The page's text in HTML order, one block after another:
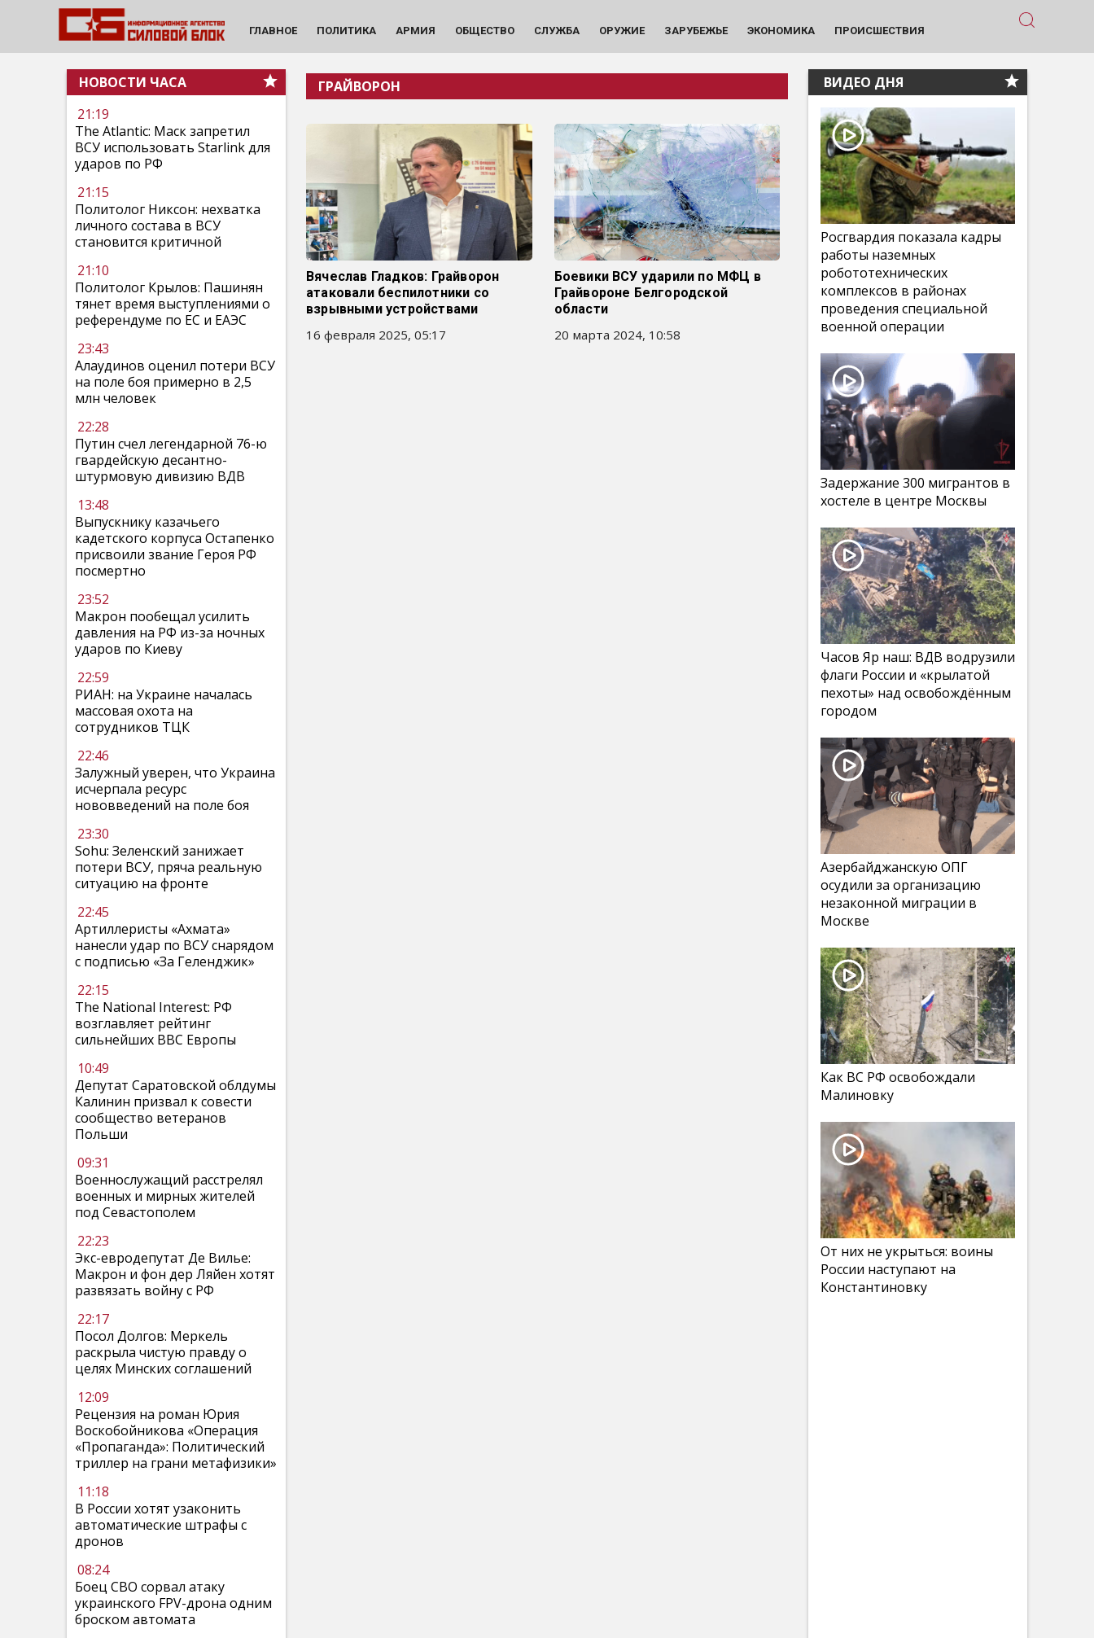
ГЛАВНОЕ ПОЛИТИКА АРМИЯ ОБЩЕСТВО СЛУЖБА ОРУЖИЕ ЗАРУБЕЖЬЕ ЭКОНОМИКА ПРОИСШЕСТВИЯ
НОВОСТИ ЧАСА
21:19
The Atlantic: Маск запретил
ВСУ использовать Starlink для
ударов по РФ
21:15
Политолог Никсон: нехватка
личного состава в ВСУ
становится критичной
21:10
Политолог Крылов: Пашинян
тянет время выступлениями о
референдуме по ЕС и ЕАЭС
23:43
Алаудинов оценил потери ВСУ
на поле боя примерно в 2,5
млн человек
22:28
Путин счел легендарной 76-ю
гвардейскую десантно-
штурмовую дивизию ВДВ
13:48
Выпускнику казачьего
кадетского корпуса Остапенко
присвоили звание Героя РФ
посмертно
23:52
Макрон пообещал усилить
давления на РФ из-за ночных
ударов по Киеву
22:59
РИАН: на Украине началась
массовая охота на
сотрудников ТЦК
22:46
Залужный уверен, что Украина
исчерпала ресурс
нововведений на поле боя
23:30
Sohu: Зеленский занижает
потери ВСУ, пряча реальную
ситуацию на фронте
22:45
Артиллеристы «Ахмата»
нанесли удар по ВСУ снарядом
с подписью «За Геленджик»
22:15
The National Interest: РФ
возглавляет рейтинг
сильнейших ВВС Европы
10:49
Депутат Саратовской облдумы
Калинин призвал к совести
сообщество ветеранов
Польши
09:31
Военнослужащий расстрелял
военных и мирных жителей
под Севастополем
22:23
Экс-евродепутат Де Вилье:
Макрон и фон дер Ляйен хотят
развязать войну с РФ
22:17
Посол Долгов: Меркель
раскрыла чистую правду о
целях Минских соглашений
12:09
Рецензия на роман Юрия
Воскобойникова «Операция
«Пропаганда»: Политический
триллер на грани метафизики»
11:18
В России хотят узаконить
автоматические штрафы с
дронов
08:24
Боец СВО сорвал атаку
украинского FPV-дрона одним
броском автомата
ГРАЙВОРОН
Вячеслав Гладков: Грайворон
атаковали беспилотники со
взрывными устройствами
16 февраля 2025, 05:17
Боевики ВСУ ударили по МФЦ в
Грайвороне Белгородской
области
20 марта 2024, 10:58
ВИДЕО ДНЯ
Росгвардия показала кадры
работы наземных
робототехнических
комплексов в районах
проведения специальной
военной операции
Задержание 300 мигрантов в
хостеле в центре Москвы
Часов Яр наш: ВДВ водрузили
флаги России и «крылатой
пехоты» над освобождённым
городом
Азербайджанскую ОПГ
осудили за организацию
незаконной миграции в
Москве
Как ВС РФ освобождали
Малиновку
От них не укрыться: воины
России наступают на
Константиновку